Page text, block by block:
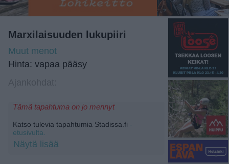
Marxilaisuuden lukupiiri
Muut menot
Hinta: vapaa pääsy
Tämä tapahtuma on jo mennyt
Katso tulevia tapahtumia Stadissa.fi -
etusivulta.
Näytä lisää